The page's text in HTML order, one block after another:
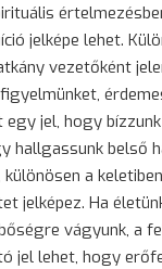
jelképe lehet.
vezetőként
egy jel, hogy
hallgassunk belső
a
jelképez. Ha
vágyunk, a
jel lehet, hogy